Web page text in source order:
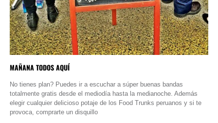
MAÑANA TODOS AQUÍ
No tienes plan? Puedes ir a escuchar a súper buenas bandas
totalmente gratis desde el mediodía hasta la medianoche. Además
elegir cualquier delicioso potaje de los Food Trunks peruanos y si te
provoca, comprarte un disquillo